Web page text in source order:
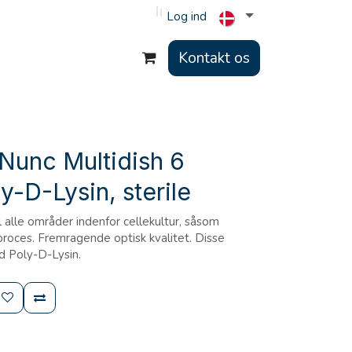
Log ind
Kontakt os
Multidish 6
D-Lysin, sterile
områder indenfor cellekultur, såsom
Fremragende optisk kvalitet. Disse
Poly-D-Lysin.